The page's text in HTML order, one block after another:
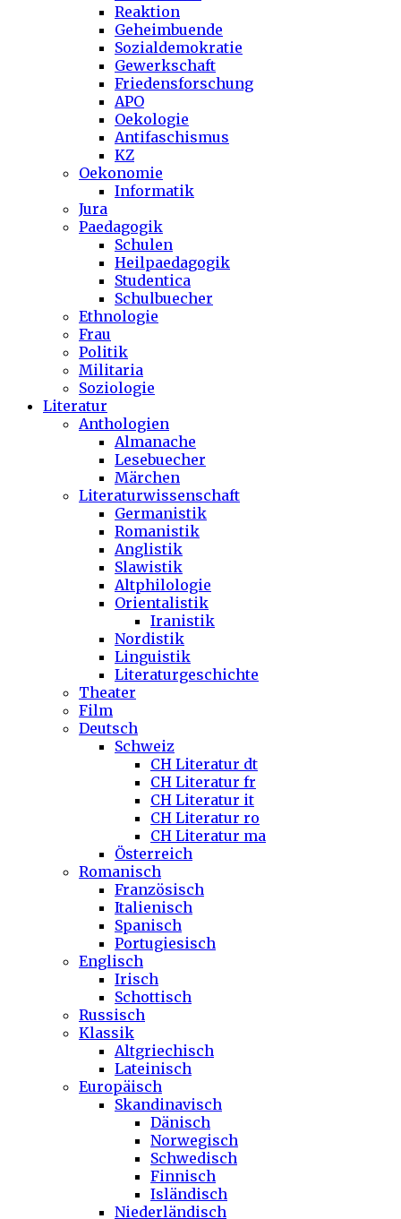
Reaktion
Geheimbuende
Sozialdemokratie
Gewerkschaft
Friedensforschung
APO
Oekologie
Antifaschismus
KZ
Oekonomie
Informatik
Jura
Paedagogik
Schulen
Heilpaedagogik
Studentica
Schulbuecher
Ethnologie
Frau
Politik
Militaria
Soziologie
Literatur
Anthologien
Almanache
Lesebuecher
Märchen
Literaturwissenschaft
Germanistik
Romanistik
Anglistik
Slawistik
Altphilologie
Orientalistik
Iranistik
Nordistik
Linguistik
Literaturgeschichte
Theater
Film
Deutsch
Schweiz
CH Literatur dt
CH Literatur fr
CH Literatur it
CH Literatur ro
CH Literatur ma
Österreich
Romanisch
Französisch
Italienisch
Spanisch
Portugiesisch
Englisch
Irisch
Schottisch
Russisch
Klassik
Altgriechisch
Lateinisch
Europäisch
Skandinavisch
Dänisch
Norwegisch
Schwedisch
Finnisch
Isländisch
Niederländisch